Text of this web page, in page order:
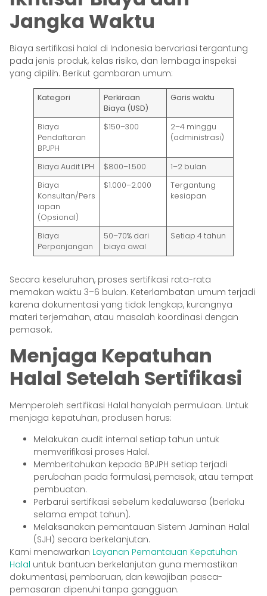
Jangka Waktu
Biaya sertifikasi halal di Indonesia bervariasi tergantung
pada jenis produk, kelas risiko, dan lembaga inspeksi
yang dipilih. Berikut gambaran umum:
Kategori
Perkiraan
Biaya (USD)
Garis waktu
Biaya
Pendaftaran
BPJPH
$150–300
2–4 minggu
(administrasi)
Biaya Audit LPH $800–1.500
1–2 bulan
Biaya
Konsultan/Pers
iapan
(Opsional)
$1.000–2.000
Tergantung
kesiapan
Biaya
Perpanjangan
50–70% dari
biaya awal
Setiap 4 tahun
Secara keseluruhan, proses sertifikasi rata-rata
memakan waktu 3–6 bulan. Keterlambatan umum terjadi
karena dokumentasi yang tidak lengkap, kurangnya
materi terjemahan, atau masalah koordinasi dengan
pemasok.
Menjaga Kepatuhan
Halal Setelah Sertifikasi
Memperoleh sertifikasi Halal hanyalah permulaan. Untuk
menjaga kepatuhan, produsen harus:
Melakukan audit internal setiap tahun untuk
memverifikasi proses Halal.
Memberitahukan kepada BPJPH setiap terjadi
perubahan pada formulasi, pemasok, atau tempat
pembuatan.
Perbarui sertifikasi sebelum kedaluwarsa (berlaku
selama empat tahun).
Melaksanakan pemantauan Sistem Jaminan Halal
(SJH) secara berkelanjutan.
Kami menawarkan Layanan Pemantauan Kepatuhan
Halal untuk bantuan berkelanjutan guna memastikan
dokumentasi, pembaruan, dan kewajiban pasca-
pemasaran dipenuhi tanpa gangguan.